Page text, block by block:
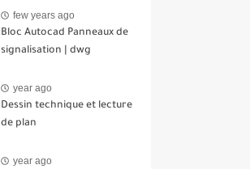
few years ago
Bloc Autocad Panneaux de
signalisation | dwg
year ago
Dessin technique et lecture
de plan
year ago